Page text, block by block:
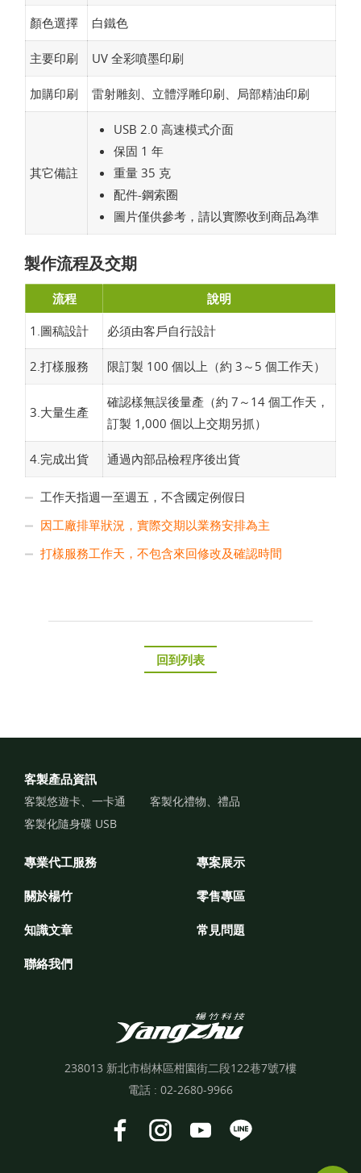
顏色選擇 白鐵色
主要印刷 UV 全彩噴墨印刷
加購印刷 雷射雕刻、立體浮雕印刷、局部精油印刷
其它備註
USB 2.0 高速模式介面
保固 1 年
重量 35 克
配件-鋼索圈
圖片僅供參考，請以實際收到商品為準
製作流程及交期
流程
說明
1.圖稿設計
必須由客戶自行設計
2.打樣服務 限訂製 100 個以上（約 3～5 個工作天）
3.大量生產
確認樣無誤後量產（約 7～14 個工作天，
訂製 1,000 個以上交期另抓）
4.完成出貨 通過內部品檢程序後出貨
工作天指週一至週五，不含國定例假日
因工廠排單狀況，實際交期以業務安排為主
打樣服務工作天，不包含來回修改及確認時間
回到列表
客製產品資訊
客製悠遊卡、一卡通
客製化禮物、禮品
客製化隨身碟 USB
專業代工服務 專案展示
關於楊竹 零售專區
知識文章 常見問題
聯絡我們
238013 新北市樹林區柑園街二段122巷7號7樓
電話 : 02-2680-9966